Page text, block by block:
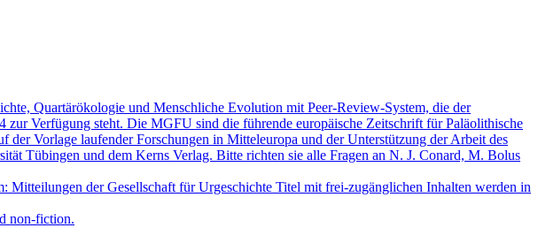
Quartärökologie und Menschliche Evolution mit Peer-Review-System, die der
Verfügung steht. Die MGFU sind die führende europäische Zeitschrift für Paläolithische
Vorlage laufender Forschungen in Mitteleuropa und der Unterstützung der Arbeit des
Tübingen und dem Kerns Verlag. Bitte richten sie alle Fragen an N. J. Conard, M. Bolus
Mitteilungen der Gesellschaft für Urgeschichte Titel mit frei-zugänglichen Inhalten werden in
non-fiction.